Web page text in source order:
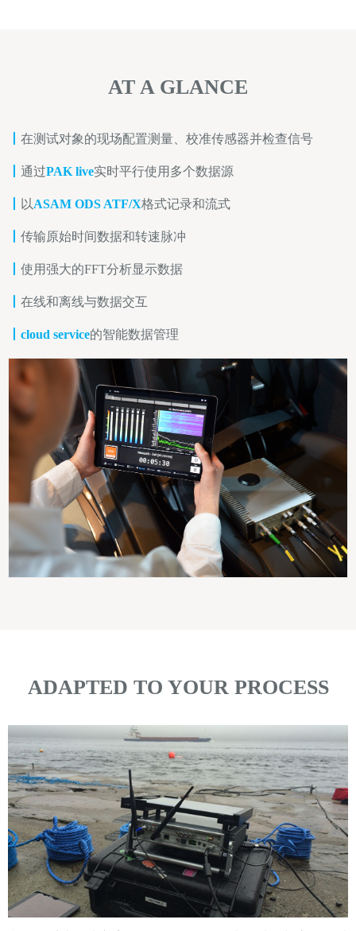
AT A GLANCE
在测试对象的现场配置测量、校准传感器并检查信号
通过PAK live实时平行使用多个数据源
以ASAM ODS ATF/X格式记录和流式
传输原始时间数据和转速脉冲
使用强大的FFT分析显示数据
在线和离线与数据交互
cloud service的智能数据管理
ADAPTED TO YOUR PROCESS